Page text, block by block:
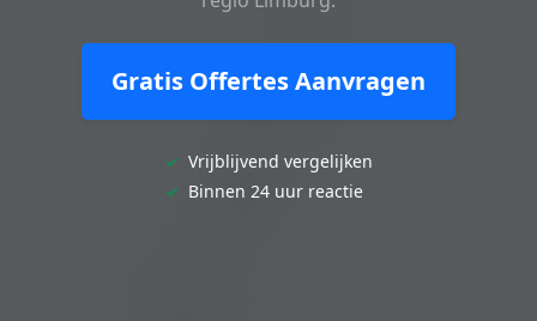
Gratis Offertes Aanvragen
✓ Vrijblijvend vergelijken
✓ Binnen 24 uur reactie